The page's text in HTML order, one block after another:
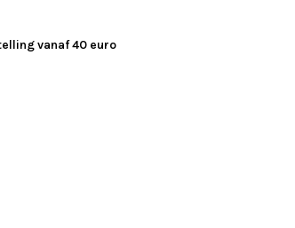
vanaf 40 euro